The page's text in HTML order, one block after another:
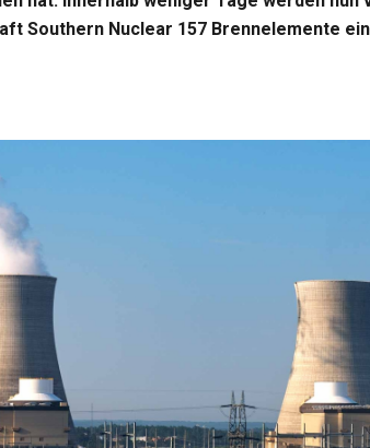
Southern Nuclear 157 Brennelemente